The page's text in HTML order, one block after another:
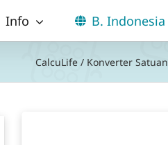
Info B. Indonesia
CalcuLife / Konverter Satuan